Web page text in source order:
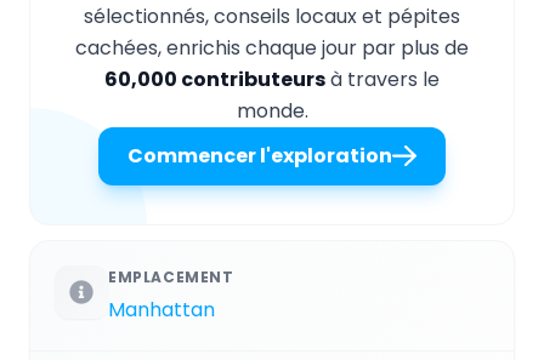
sélectionnés, conseils locaux et pépites
cachées, enrichis chaque jour par plus de
60,000 contributeursà travers le
monde.
Commencer l'exploration
EMPLACEMENT
Manhattan